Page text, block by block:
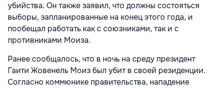
убийства. Он также заявил, что должны состояться
выборы, запланированные на конец этого года, и
пообещал работать как с союзниками, так и с
противниками Моиза.
Ранее сообщалось, что в ночь на среду президент
Гаити Жовенель Моиз был убит в своей резиденции.
Согласно коммюнике правительства, нападение